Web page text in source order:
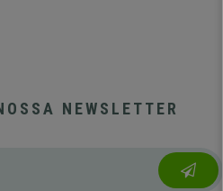
NEWSLETTER